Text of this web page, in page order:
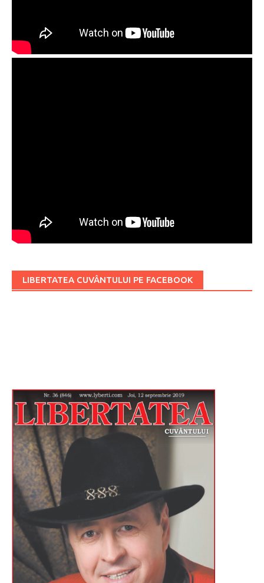
LIBERTATEA CUVÂNTULUI PE FACEBOOK